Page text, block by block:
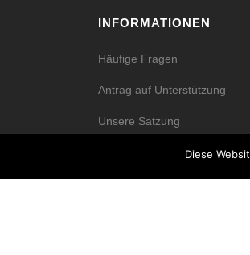
INFORMATIONEN
Häufige Fragen
Antrag auf Unterstützung
Unsere Satzung
Diese